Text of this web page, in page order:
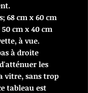
68 cm x 60 cm
50 cm x 40 cm
à vue.
à droite
les
vitre, sans trop
tableau est